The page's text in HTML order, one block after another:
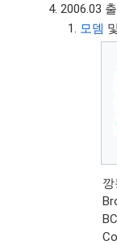
2006.03
모뎀